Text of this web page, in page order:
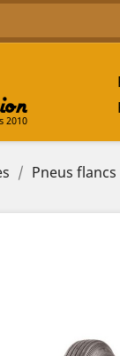
2010
Pneus